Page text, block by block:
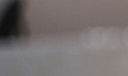
跳
至
主
要